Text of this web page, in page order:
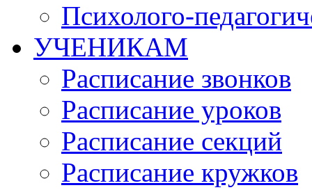
Психолого-
УЧЕНИКАМ
Расписание звонков
Расписание уроков
Расписание секций
Расписание кружков